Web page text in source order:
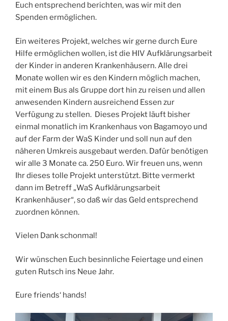
Euch entsprechend berichten, was wir mit den
Spenden ermöglichen.
Ein weiteres Projekt, welches wir gerne durch Eure
Hilfe ermöglichen wollen, ist die HIV Aufklärungsarbeit
der Kinder in anderen Krankenhäusern. Alle drei
Monate wollen wir es den Kindern möglich machen,
mit einem Bus als Gruppe dort hin zu reisen und allen
anwesenden Kindern ausreichend Essen zur
Verfügung zu stellen. Dieses Projekt läuft bisher
einmal monatlich im Krankenhaus von Bagamoyo und
auf der Farm der WaS Kinder und soll nun auf den
näheren Umkreis ausgebaut werden. Dafür benötigen
wir alle 3 Monate ca. 250 Euro. Wir freuen uns, wenn
Ihr dieses tolle Projekt unterstützt. Bitte vermerkt
dann im Betreff „WaS Aufklärungsarbeit
Krankenhäuser“, so daß wir das Geld entsprechend
zuordnen können.
Vielen Dank schonmal!
Wir wünschen Euch besinnliche Feiertage und einen
guten Rutsch ins Neue Jahr.
Eure friends‘ hands!